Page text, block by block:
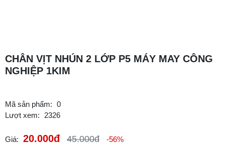
CHÂN VỊT NHÚN 2 LỚP P5 MÁY MAY CÔNG
NGHIỆP 1KIM
Mã sản phẩm: 0
Lượt xem:
2326
Giá: 20.000đ 45.000đ -56%